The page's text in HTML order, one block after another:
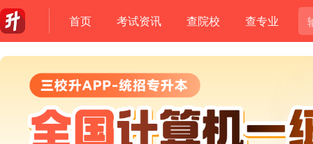
首页 考试资讯 查院校 查专业